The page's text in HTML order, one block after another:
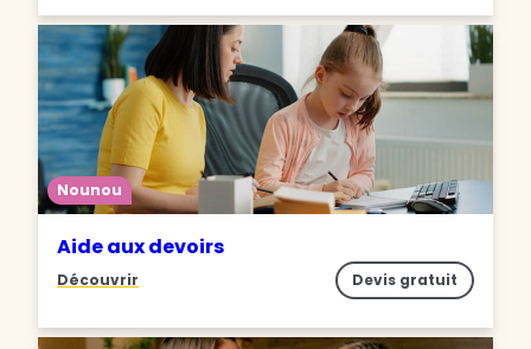
Nounou
Aide aux devoirs
Découvrir Devis gratuit